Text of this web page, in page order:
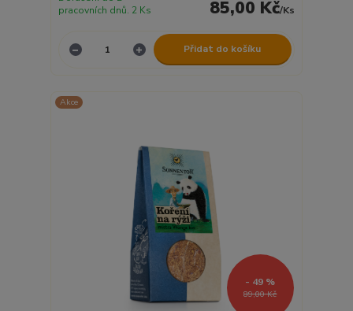
85,00 Kč/Ks
pracovních dnů. 2 Ks
Přidat do košíku
Akce
89,00 Kč
- 49 %